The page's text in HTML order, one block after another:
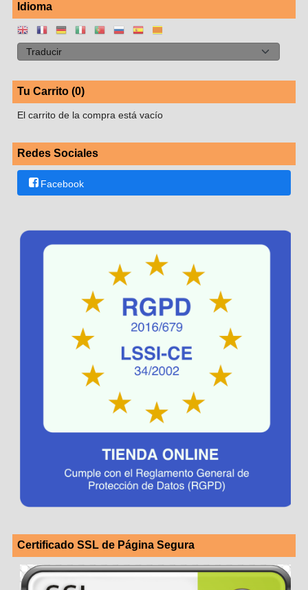
Idioma
Tu Carrito (0)
El carrito de la compra está vacío
Redes Sociales
Facebook
Certificado SSL de Página Segura